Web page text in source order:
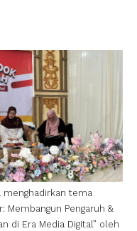
menghadirkan tema
Membangun Pengaruh &
di Era Media Digital” oleh